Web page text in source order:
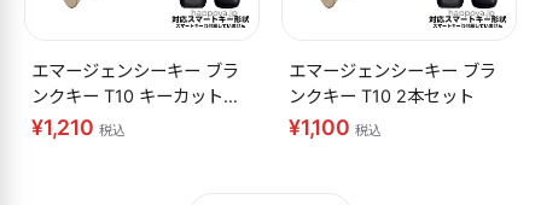
エマージェンシーキー ブラ
ンクキー T10 キーカット無
料
¥1,210 税込
エマージェンシーキー ブラ
ンクキー T10 2本セット
¥1,100 税込